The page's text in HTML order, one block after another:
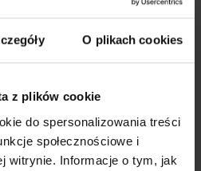
O plikach cookies
z plików cookie
do spersonalizowania treści
społecznościowe i
witrynie. Informacje o tym, jak
klucz z firmą
– Q&A